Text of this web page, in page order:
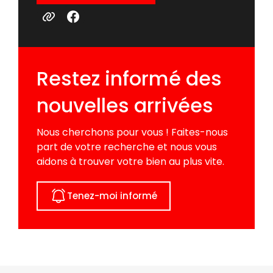
Restez informé des
nouvelles arrivées
Nous cherchons pour vous ! Faites-nous
part de votre recherche et nous vous
aidons à trouver votre bien au plus vite.
Tenez-moi informé